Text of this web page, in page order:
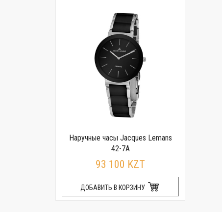
Наручные часы Jacques Lemans
42-7A
93 100 KZT
ДОБАВИТЬ В КОРЗИНУ